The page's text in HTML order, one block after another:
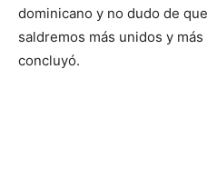
dominicano y no dudo de
saldremos más unidos y
concluyó.